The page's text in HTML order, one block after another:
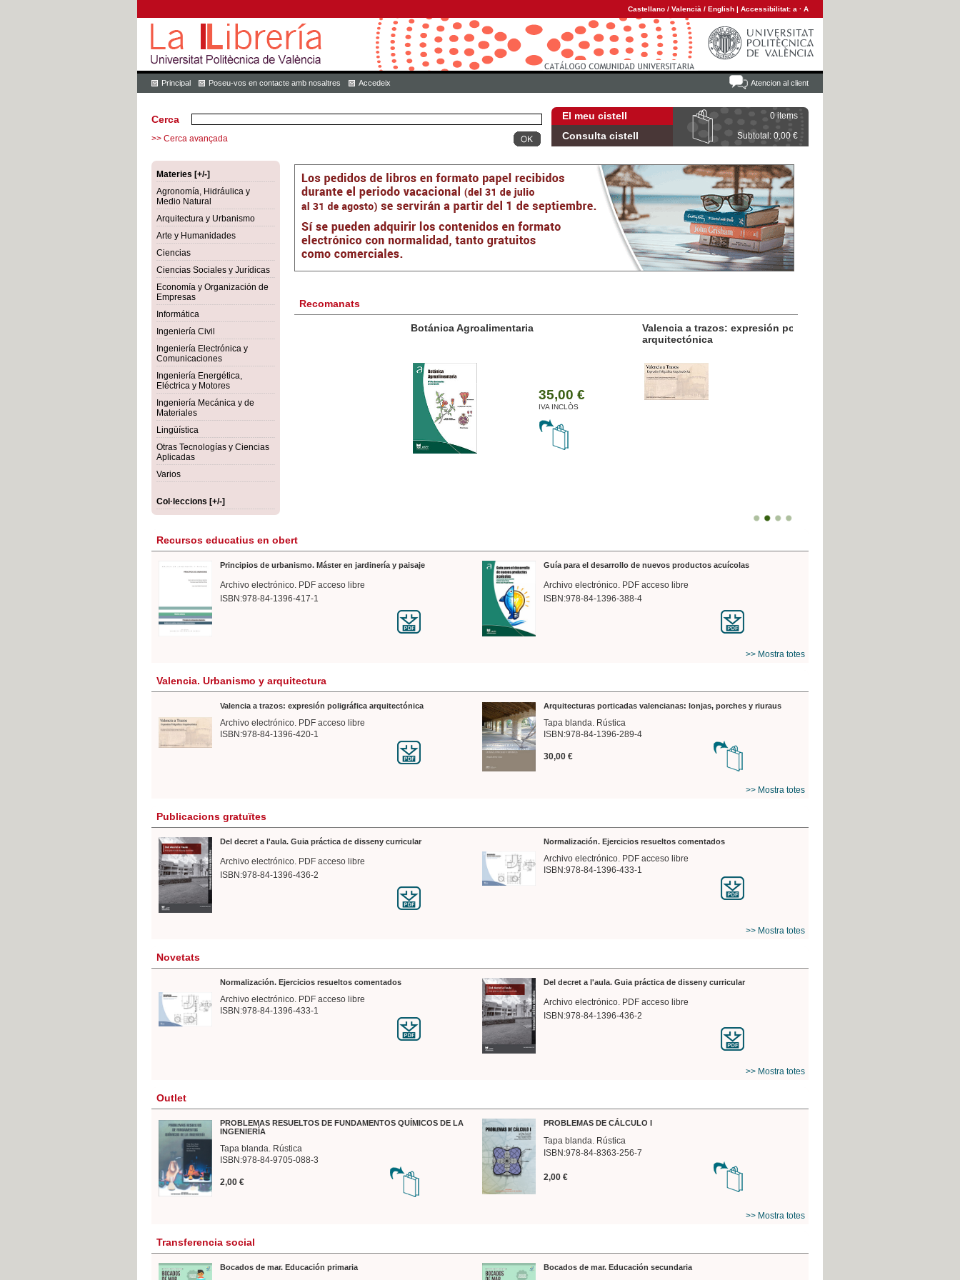
Castellano / Valencià / English | Accessibilitat: a · A
Atencion al client
Principal Poseu-vos en contacte amb nosaltres Accedeix
El meu cistell 0 items
Consulta cistell Subtotal: 0,00 €
Cerca
>> Cerca avançada
Materies [+/-]
Agronomía, Hidráulica y
Medio Natural
Arquitectura y Urbanismo
Arte y Humanidades
Ciencias
Ciencias Sociales y Jurídicas
Economía y Organización de
Empresas
Informática
Ingeniería Civil
Ingeniería Electrónica y
Comunicaciones
Ingeniería Energética,
Eléctrica y Motores
Ingeniería Mecánica y de
Materiales
Lingüística
Otras Tecnologías y Ciencias
Aplicadas
Varios
Col·leccions [+/-]
Recomanats
Botánica Agroalimentaria
35,00 €
IVA INCLÒS
Valencia a trazos: expresión poligráfica
Recursos educatius en obert
Principios de urbanismo. Máster en jardinería y paisaje
Archivo electrónico. PDF acceso libre
ISBN:978-84-1396-417-1
Guía para el desarrollo de nuevos productos acuícolas
Archivo electrónico. PDF acceso libre
ISBN:978-84-1396-388-4
>> Mostra totes
Valencia. Urbanismo y arquitectura
Valencia a trazos: expresión poligráfica arquitectónica
Archivo electrónico. PDF acceso libre
ISBN:978-84-1396-420-1
Arquitecturas porticadas valencianas: lonjas, porches y riuraus
Tapa blanda. Rústica
ISBN:978-84-1396-289-4
30,00 €
>> Mostra totes
Publicacions gratuïtes
Del decret a l'aula. Guia práctica de disseny curricular
Archivo electrónico. PDF acceso libre
ISBN:978-84-1396-436-2
Normalización. Ejercicios resueltos comentados
Archivo electrónico. PDF acceso libre
ISBN:978-84-1396-433-1
>> Mostra totes
Novetats
Normalización. Ejercicios resueltos comentados
Archivo electrónico. PDF acceso libre
ISBN:978-84-1396-433-1
Del decret a l'aula. Guia práctica de disseny curricular
Archivo electrónico. PDF acceso libre
ISBN:978-84-1396-436-2
>> Mostra totes
Outlet
PROBLEMAS RESUELTOS DE FUNDAMENTOS QUÍMICOS DE LA
INGENIERÍA
Tapa blanda. Rústica
ISBN:978-84-9705-088-3
2,00 €
PROBLEMAS DE CÁLCULO I
Tapa blanda. Rústica
ISBN:978-84-8363-256-7
2,00 €
>> Mostra totes
Transferencia social
Bocados de mar. Educación primaria Bocados de mar. Educación secundaria